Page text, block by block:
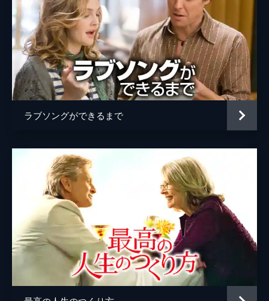
ラブソングができるまで